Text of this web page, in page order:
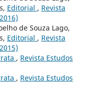
Editorial , Revista
de Souza Lago,
Editorial , Revista
, Revista Estudos
, Revista Estudos